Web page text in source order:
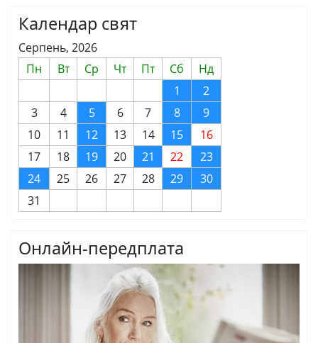
Календар свят
Серпень, 2026
Пн
Вт Ср Чт Пт Сб
Нд
1
2
3
4 5 6 7 8
9
10
11 12 13 14 15
16
17
18 19 20 21 22
23
24
25 26 27 28 29
30
31
Онлайн-передплата